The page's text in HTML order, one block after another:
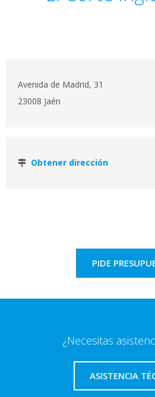
Avenida de Madrid, 31
23008 Jaén
Obtener dirección
PIDE
¿Necesitas
ASISTENCIA